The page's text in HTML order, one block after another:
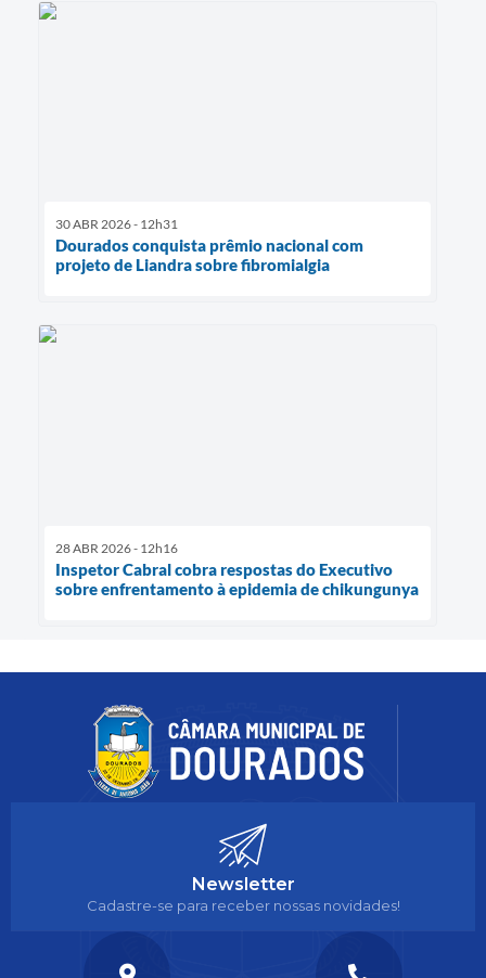
30 ABR 2026 - 12h31
Dourados conquista prêmio nacional com
projeto de Liandra sobre fibromialgia
28 ABR 2026 - 12h16
Inspetor Cabral cobra respostas do Executivo
sobre enfrentamento à epidemia de chikungunya
Newsletter
Cadastre-se para receber nossas novidades!